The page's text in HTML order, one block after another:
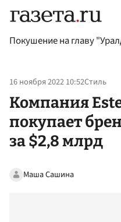
Покушение на главу
16 ноября 2022 10:52Стиль
Компания
покупает
за $2,8 млрд
Маша Сашина